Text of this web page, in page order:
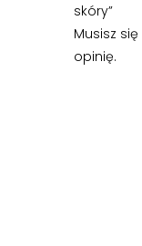
skóry”
Musisz się
opinię.